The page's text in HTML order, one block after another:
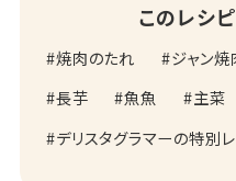
このレシ
焼肉のたれ ジャン
長芋
魚魚 主菜
デリスタグラマーの特別